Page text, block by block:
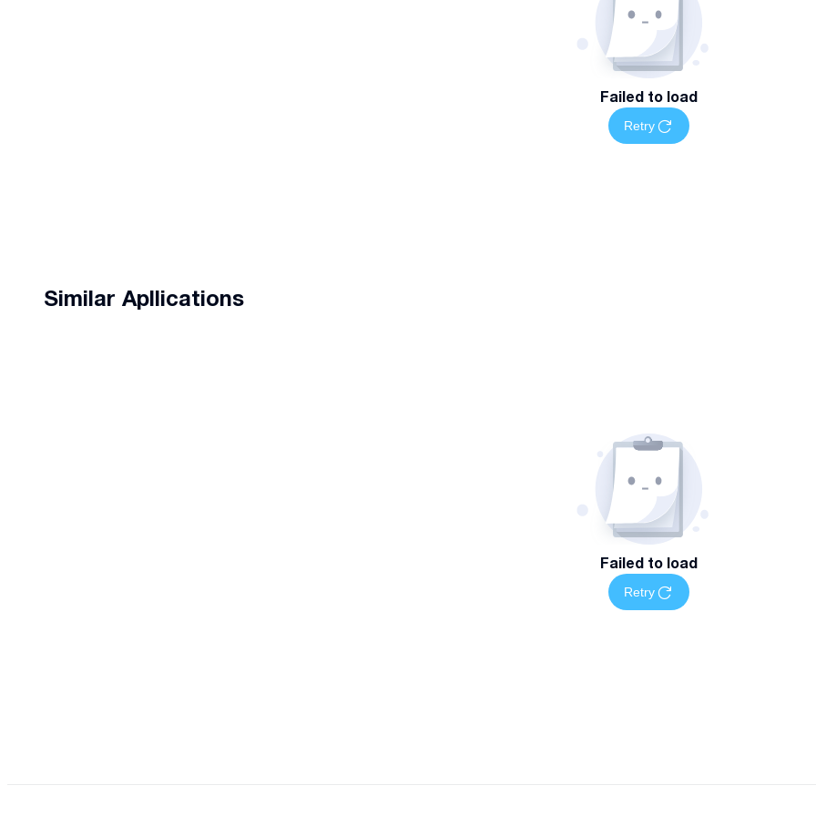
მეტი სასარგებლო ინფორმაციისთვის, თვალი ადევნეთ ჩემს Facebook გვერდს: "ფინანსური
ანგარიშგება. მე-3 და მე-4 კატეგორიის საწარმოებისთვის" შეგიძლიათ ისარგებლოთ Viber-ით ან
Failed to load
Retry
Similar Apllications
Failed to load
Retry